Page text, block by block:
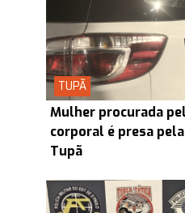
TUPÃ
Mulher procurada
corporal é presa
Tupã